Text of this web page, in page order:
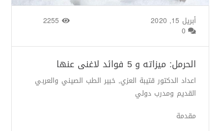
من طرف أبريل 15, 2020
0
الحرمل: ميزاته و 5 فوائد لاغنى عنها
اعداد الدكتور قتيبة العزي, خبير الطب الصيني والعربي
القديم ومدرب دولي
مقدمة